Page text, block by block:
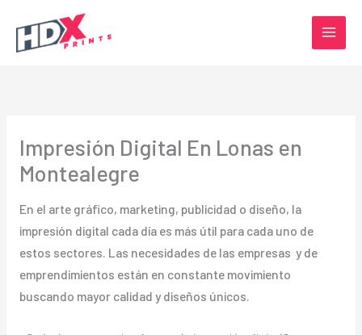
contenido
Impresión Digital En Lonas en
Montealegre
En el arte gráfico, marketing, publicidad o diseño, la
impresión digital cada día es más útil para cada uno de
estos sectores. Las necesidades de las empresas y de
emprendimientos están en constante movimiento
buscando mayor calidad y diseños únicos.